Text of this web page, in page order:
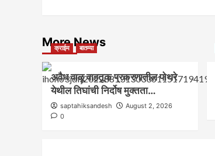
More News
क्राईम बातम्या
अवैध वाळू वाहतूक प्रकरणातील पोथरे
येथील तिघांची निर्दोष मुक्तता…
saptahiksandesh
August 2, 2026
0